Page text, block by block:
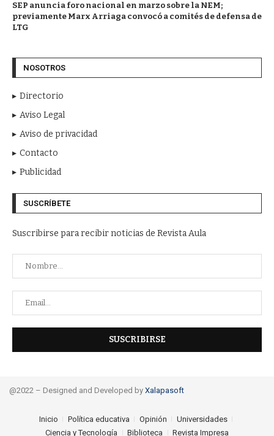
SEP anuncia foro nacional en marzo sobre la NEM;
previamente Marx Arriaga convocó a comités de defensa de
LTG
NOSOTROS
Directorio
Aviso Legal
Aviso de privacidad
Contacto
Publicidad
SUSCRÍBETE
Suscribirse para recibir noticias de Revista Aula
@2022 – Designed and Developed by Xalapasoft
Inicio Política educativa Opinión
Universidades
Ciencia y Tecnología
Biblioteca Revista Impresa